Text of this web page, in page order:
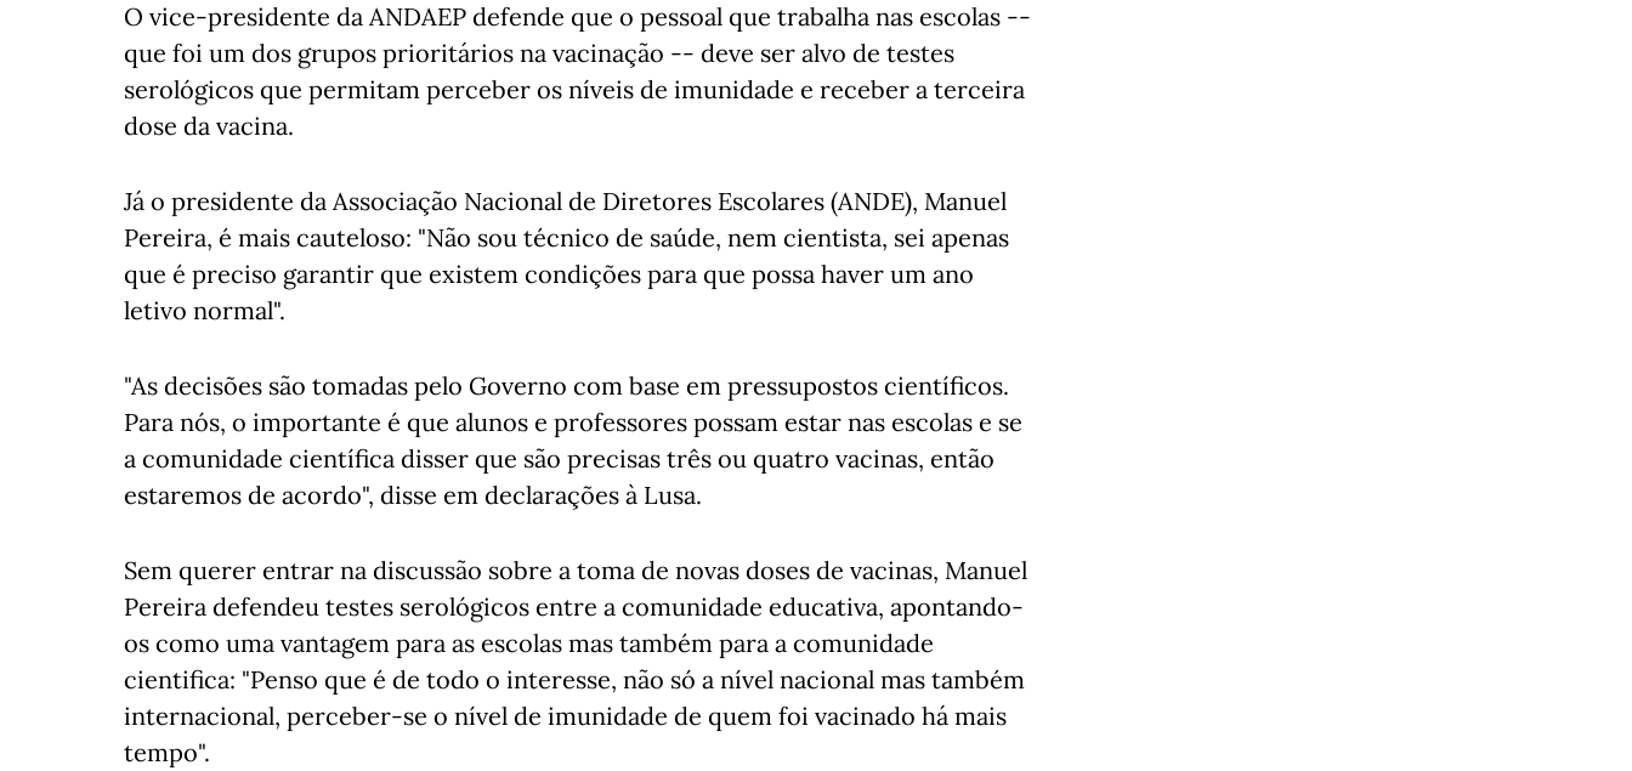
O vice-presidente da ANDAEP defende que o pessoal que trabalha nas escolas --
que foi um dos grupos prioritários na vacinação -- deve ser alvo de testes
serológicos que permitam perceber os níveis de imunidade e receber a terceira
dose da vacina.
Já o presidente da Associação Nacional de Diretores Escolares (ANDE), Manuel
Pereira, é mais cauteloso: "Não sou técnico de saúde, nem cientista, sei apenas
que é preciso garantir que existem condições para que possa haver um ano
letivo normal".
"As decisões são tomadas pelo Governo com base em pressupostos científicos.
Para nós, o importante é que alunos e professores possam estar nas escolas e se
a comunidade científica disser que são precisas três ou quatro vacinas, então
estaremos de acordo", disse em declarações à Lusa.
Sem querer entrar na discussão sobre a toma de novas doses de vacinas, Manuel
Pereira defendeu testes serológicos entre a comunidade educativa, apontando-
os como uma vantagem para as escolas mas também para a comunidade
cientifica: "Penso que é de todo o interesse, não só a nível nacional mas também
internacional, perceber-se o nível de imunidade de quem foi vacinado há mais
tempo".